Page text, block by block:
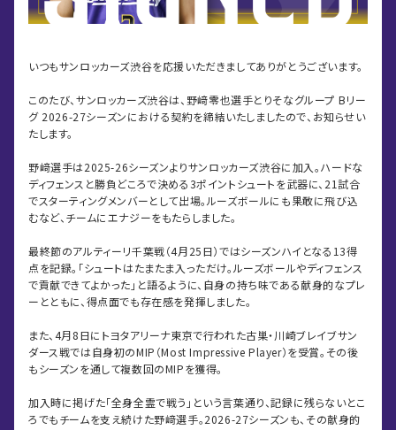
いつもサンロッカーズ渋谷を応援いただきましてありがとうございます。
このたび、サンロッカーズ渋谷は、野﨑零也選手とりそなグループ Bリー
グ 2026-27シーズンにおける契約を締結いたしましたので、お知らせい
たします。
野﨑選手は2025-26シーズンよりサンロッカーズ渋谷に加入。ハードな
ディフェンスと勝負どころで決める3ポイントシュートを武器に、21試合
でスターティングメンバーとして出場。ルーズボールにも果敢に飛び込
むなど、チームにエナジーをもたらしました。
最終節のアルティーリ千葉戦（4月25日）ではシーズンハイとなる13得
点を記録。「シュートはたまたま入っただけ。ルーズボールやディフェンス
で貢献できてよかった」と語るように、自身の持ち味である献身的なプレ
ーとともに、得点面でも存在感を発揮しました。
また、4月8日にトヨタアリーナ東京で行われた古巣・川崎ブレイブサン
ダース戦では自身初のMIP（Most Impressive Player）を受賞。その後
もシーズンを通して複数回のMIPを獲得。
加入時に掲げた「全身全霊で戦う」という言葉通り、記録に残らないとこ
ろでもチームを支え続けた野﨑選手。2026-27シーズンも、その献身的